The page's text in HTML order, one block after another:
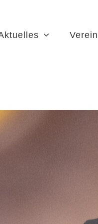
Verein